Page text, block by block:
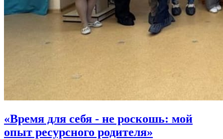
«Время для себя - не роскошь: мой
опыт ресурсного родителя»